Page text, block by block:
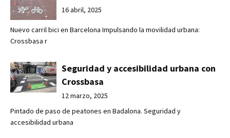
16 abril, 2025
Nuevo carril bici en Barcelona Impulsando la movilidad urbana:
Crossbasa r
Seguridad y accesibilidad urbana con
Crossbasa
12 marzo, 2025
Pintado de paso de peatones en Badalona. Seguridad y
accesibilidad urbana